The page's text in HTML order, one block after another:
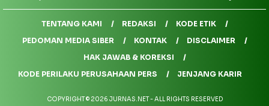
TENTANG KAMI REDAKSI
KODE ETIK
PEDOMAN MEDIA SIBER
KONTAK
DISCLAIMER
HAK JAWAB & KOREKSI
KODE PERILAKU PERUSAHAAN PERS
JENJANG KARIR
COPYRIGHT © 2026 JURNAS.NET - ALL RIGHTS RESERVED